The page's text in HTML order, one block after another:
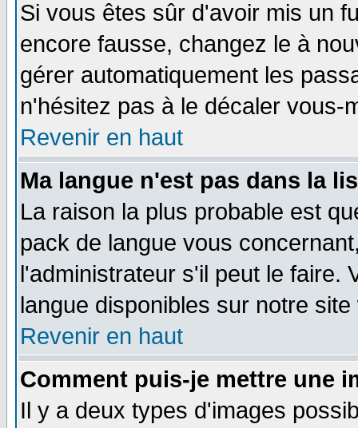
Si vous êtes sûr d'avoir mis un
encore fausse, changez le à
gérer automatiquement les
n'hésitez pas à le décaler vous-
Revenir en haut
Ma langue n'est pas dans la
La raison la plus probable est
pack de langue vous
l'administrateur s'il peut le faire.
langue disponibles sur notre site
Revenir en haut
Comment puis-je mettre une
Il y a deux types d'images